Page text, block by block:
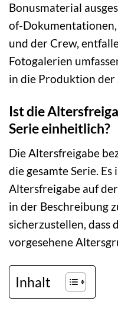
Bonusmaterial
of-
und der Crew,
Fotogalerien
in die Produktion der
Ist die
Serie einheitlich?
Die Altersfreigabe
die gesamte Serie.
Altersfreigabe auf
in der Beschreibung
sicherzustellen, dass
vorgesehene
Inhalt